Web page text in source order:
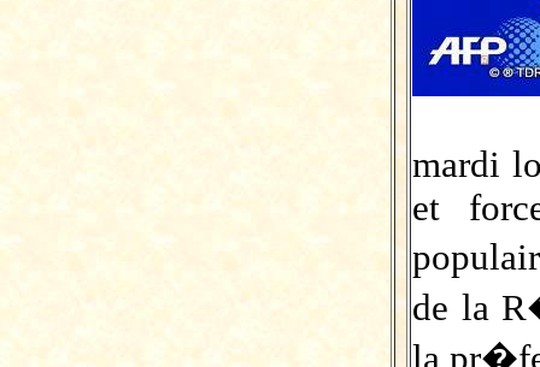
mardi
et
de la
la